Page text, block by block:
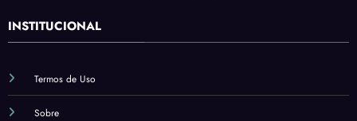
INSTITUCIONAL
Termos de Uso
Sobre